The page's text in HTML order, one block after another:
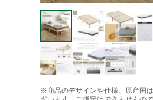
※商品のデザインや仕様、原産国